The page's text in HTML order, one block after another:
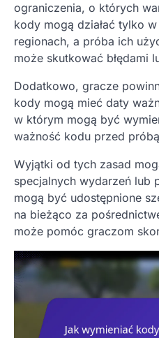
ograniczenia, o których
kody mogą działać tylko
regionach, a próba ich
może skutkować błędami
Dodatkowo, gracze
kody mogą mieć daty
w którym mogą być
ważność kodu przed
Wyjątki od tych zasad
specjalnych wydarzeń lub
mogą być udostępnione
na bieżąco za
może pomóc graczom